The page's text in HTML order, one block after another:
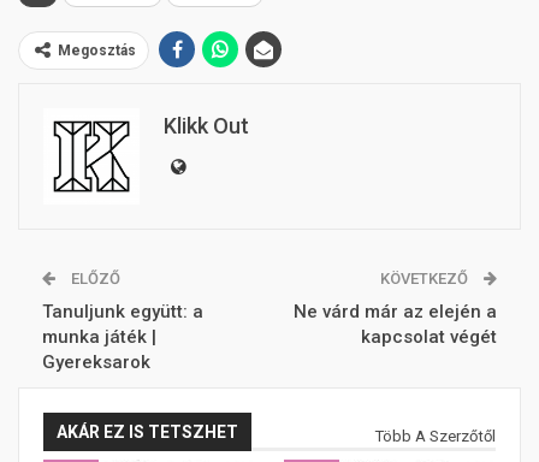
Megosztás
Klikk Out
ELŐZŐ
Tanuljunk együtt: a
munka játék |
Gyereksarok
KÖVETKEZŐ
Ne várd már az elején a
kapcsolat végét
AKÁR EZ IS TETSZHET Több A Szerzőtől